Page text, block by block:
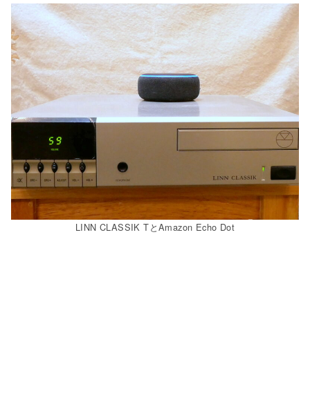
LINN CLASSIK TとAmazon Echo Dot